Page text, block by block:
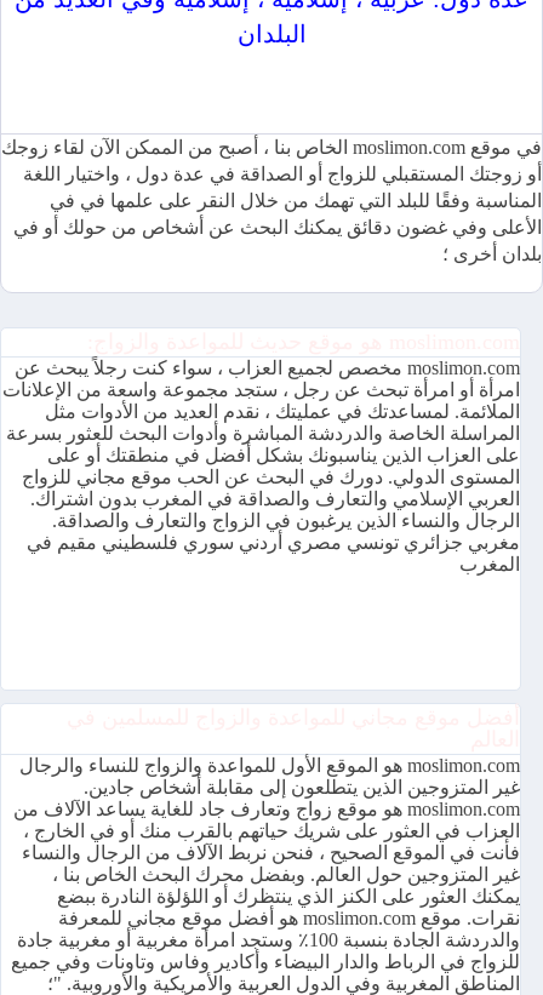
البلدان
في موقع moslimon.com الخاص بنا ، أصبح من الممكن الآن لقاء زوجك
أو زوجتك المستقبلي للزواج أو الصداقة في عدة دول ، واختيار اللغة
المناسبة وفقًا للبلد التي تهمك من خلال النقر على علمها في في
الأعلى وفي غضون دقائق يمكنك البحث عن أشخاص من حولك أو في
بلدان أخرى ؛
moslimon.com مخصص لجميع العزاب ، سواء كنت رجلاً يبحث عن
امرأة أو امرأة تبحث عن رجل ، ستجد مجموعة واسعة من الإعلانات
الملائمة. لمساعدتك في عمليتك ، نقدم العديد من الأدوات مثل
المراسلة الخاصة والدردشة المباشرة وأدوات البحث للعثور بسرعة
على العزاب الذين يناسبونك بشكل أفضل في منطقتك أو على
المستوى الدولي. دورك في البحث عن الحب موقع مجاني للزواج
العربي الإسلامي والتعارف والصداقة في المغرب بدون اشتراك.
الرجال والنساء الذين يرغبون في الزواج والتعارف والصداقة.
مغربي جزائري تونسي مصري أردني سوري فلسطيني مقيم في
المغرب
moslimon.com هو الموقع الأول للمواعدة والزواج للنساء والرجال
غير المتزوجين الذين يتطلعون إلى مقابلة أشخاص جادين.
moslimon.com هو موقع زواج وتعارف جاد للغاية يساعد الآلاف من
العزاب في العثور على شريك حياتهم بالقرب منك أو في الخارج ،
فأنت في الموقع الصحيح ، فنحن نربط الآلاف من الرجال والنساء
غير المتزوجين حول العالم. وبفضل محرك البحث الخاص بنا ،
يمكنك العثور على الكنز الذي ينتظرك أو اللؤلؤة النادرة ببضع
نقرات. موقع moslimon.com هو أفضل موقع مجاني للمعرفة
والدردشة الجادة بنسبة 100٪ وستجد امرأة مغربية أو مغربية جادة
للزواج في الرباط والدار البيضاء وأكادير وفاس وتاونات وفي جميع
المناطق المغربية وفي الدول العربية والأمريكية والأوروبية. "؛